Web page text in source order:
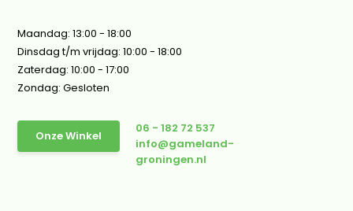
Maandag: 13:00 - 18:00
Dinsdag t/m vrijdag: 10:00 - 18:00
Zaterdag: 10:00 - 17:00
Zondag: Gesloten
Onze Winkel
06 - 182 72 537
info@gameland-
groningen.nl